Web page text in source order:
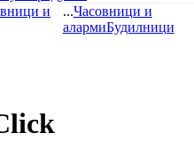
и
...Часовници и
алармиБудилници